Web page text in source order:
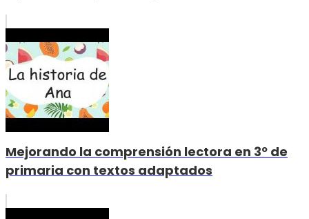
Mejorando la comprensión lectora en 3º de
primaria con textos adaptados